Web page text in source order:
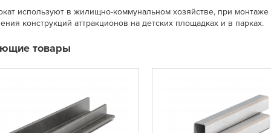
используют в жилищно-коммунальном хозяйстве, при
конструкций аттракционов на детских площадках и в парках.
товары